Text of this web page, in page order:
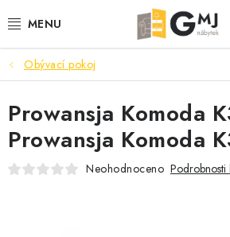
na
SEDACÍ SOUPRAVY
OBÝVACÍ POKOJ
LOŽNICE
Obývací pokoj
Prowansja Komoda
Prowansja Komoda
Neohodnoceno